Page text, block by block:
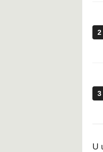
2
3
U